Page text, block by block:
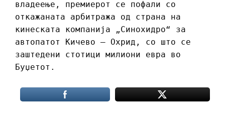
владеење, премиерот се пофали со
откажаната арбитража од страна на
кинеската компанија „Синохидро“ за
автопатот Кичево – Охрид, со што се
заштедени стотици милиони евра во
Буџетот.